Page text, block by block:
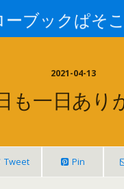
ーブックぱそ
2021-04-13
も一日あり
Tweet Pin